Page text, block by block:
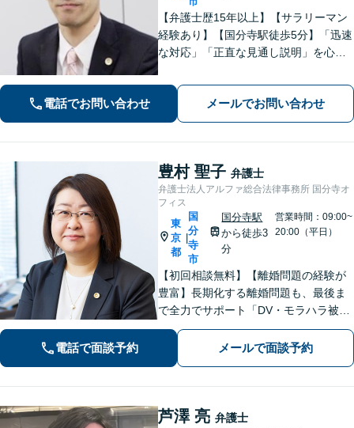
【弁護士歴15年以上】【サラリーマン
経験あり】【国分寺駅徒歩5分】「迅速
な対応」「正直な見通し説明」を心が
はじめ、私生活で生じるさまざまな悩
みに寄り添います！一人ひとりに最適
な解決策をご提案。【夜間・休日相談
可】
電話でお問い合わせ メールでお問い合わせ
豊村 聖子 弁護士
弁護士法人アルファ総合法律事務所 国分寺オ
フィス
東
京
都
|
国
分
寺
市
国分寺駅
から徒歩3
分
営業時間：09:00~
20:00（平日）
【初回相談無料】【離婚問題の経験が
豊富】長期化する離婚問題も、最後ま
で全力でサポート「DV・モラハラ被害
の対応実績豊富」相続は協議から調
停・審判まですべて代理で「生前対策
を一からサポート」遺産整理の代行業
電話で面談予約 メールで面談予約
芦澤 亮 弁護士